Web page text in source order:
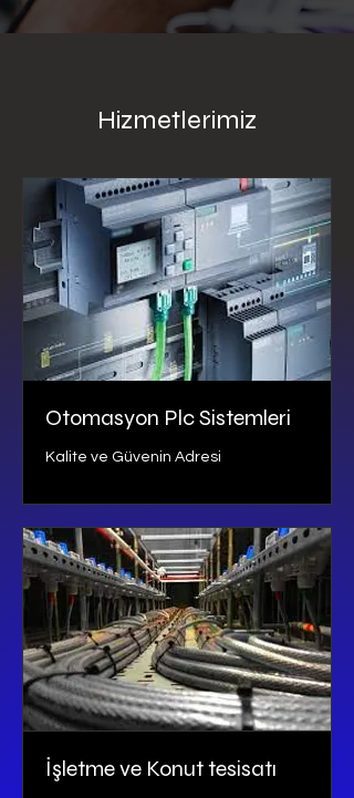
Hizmetlerimiz
Otomasyon Plc Sistemleri
Kalite ve Güvenin Adresi
İşletme ve Konut tesisatı